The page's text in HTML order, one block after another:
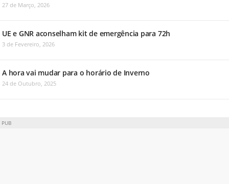
27 de Março, 2026
UE e GNR aconselham kit de emergência para 72h
3 de Fevereiro, 2026
A hora vai mudar para o horário de Inverno
24 de Outubro, 2025
PUB